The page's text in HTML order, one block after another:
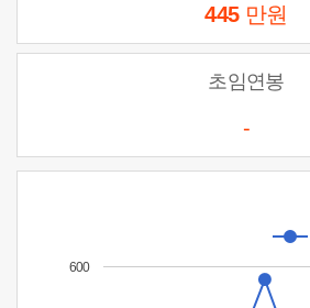
445 만원
초임연봉
-
600